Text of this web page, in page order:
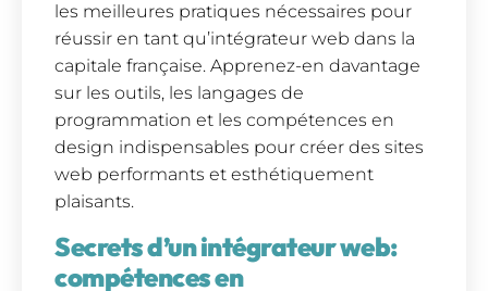
les meilleures pratiques nécessaires pour
réussir en tant qu’intégrateur web dans la
capitale française. Apprenez-en davantage
sur les outils, les langages de
programmation et les compétences en
design indispensables pour créer des sites
web performants et esthétiquement
plaisants.
Secrets d’un intégrateur web:
compétences en